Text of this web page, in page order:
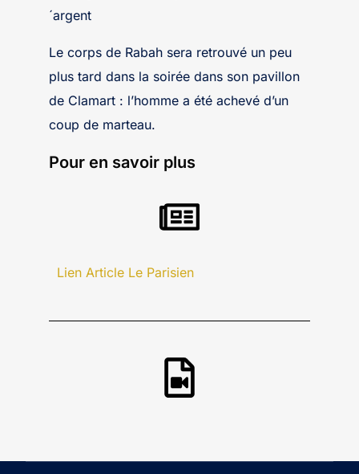
´argent
Le corps de Rabah sera retrouvé un peu
plus tard dans la soirée dans son pavillon
de Clamart : l’homme a été achevé d’un
coup de marteau.
Pour en savoir plus
Lien Article Le Parisien